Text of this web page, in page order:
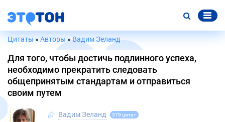
Цитаты » Авторы »Вадим Зеланд
Для того, чтобы достичь подлинного успеха,
необходимо прекратить следовать
общепринятым стандартам и отправиться
своим путем
Вадим Зеланд 379 цитат